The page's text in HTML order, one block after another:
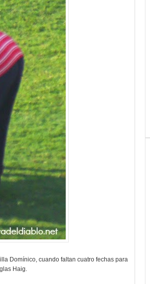
Domínico, cuando faltan cuatro fechas para
Haig.